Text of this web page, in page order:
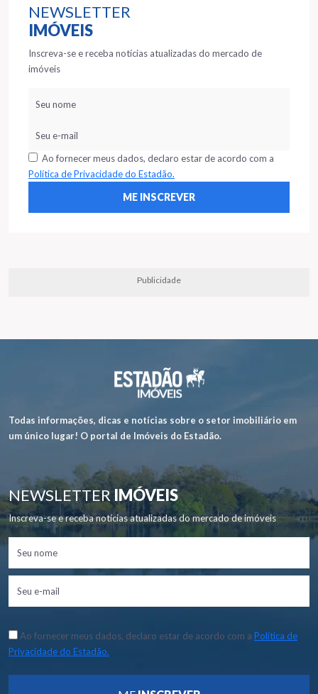
NEWSLETTER
IMÓVEIS
Inscreva-se e receba notícias atualizadas do mercado de
imóveis
Ao fornecer meus dados, declaro estar de acordo com a
Política de Privacidade do Estadão.
Publicidade
Todas informações, dicas e notícias sobre o setor imobiliário em
um único lugar! O portal de Imóveis do Estadão.
NEWSLETTERIMÓVEIS
Inscreva-se e receba notícias atualizadas do mercado de imóveis
Ao fornecer meus dados, declaro estar de acordo com a Política de
Privacidade do Estadão.